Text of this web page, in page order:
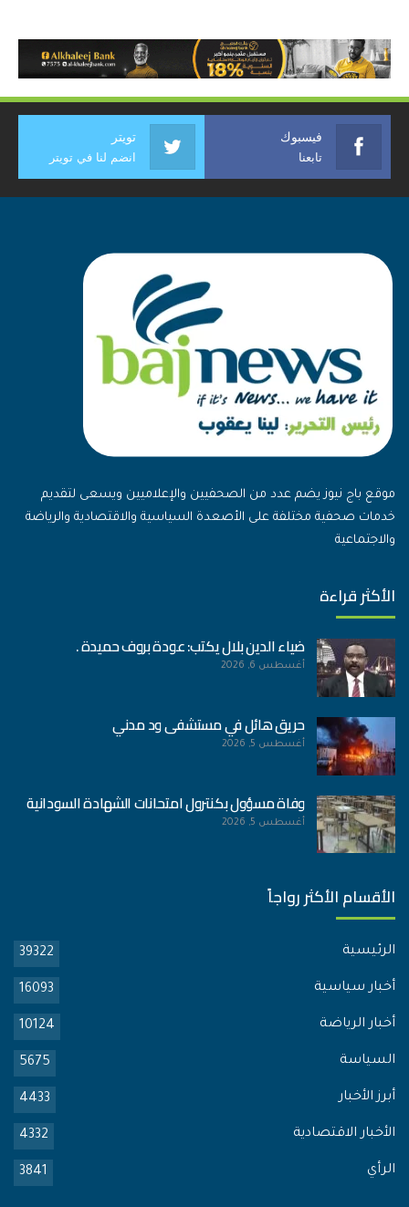
فيسبوك
تابعنا
تويتر
انضم لنا في تويتر
موقع باج نيوز يضم عدد من الصحفيين والإعلاميين ويسعى لتقديم
خدمات صحفية مختلفة على الأصعدة السياسية والاقتصادية والرياضة
والاجتماعية
الأكثر قراءة
ضياء الدين بلال يكتب: عودة بروف حميدة .
أغسطس 6, 2026
حريق هائل في مستشفى ود مدني
أغسطس 5, 2026
وفاة مسؤول بكنترول امتحانات الشهادة السودانية
أغسطس 5, 2026
الأقسام الأكثر رواجاً
الرئيسية 39322
أخبار سياسية 16093
أخبار الرياضة 10124
السياسة 5675
أبرز الأخبار 4433
الأخبار الاقتصادية 4332
الرأي 3841